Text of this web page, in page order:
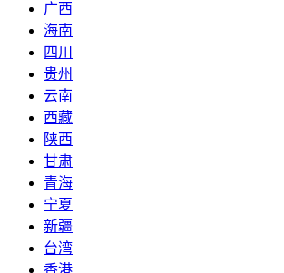
广西
海南
四川
贵州
云南
西藏
陕西
甘肃
青海
宁夏
新疆
台湾
香港